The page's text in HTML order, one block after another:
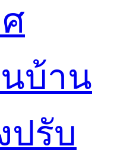
บ้าน
ปรับ